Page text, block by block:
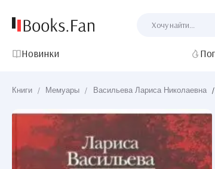
Новинки
Книги / Мемуары / Васильева Лариса Николаевна /